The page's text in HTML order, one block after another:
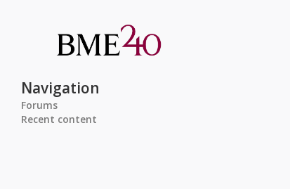
Navigation
Forums
Recent content